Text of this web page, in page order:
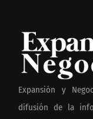
Expansión y
difusión de la